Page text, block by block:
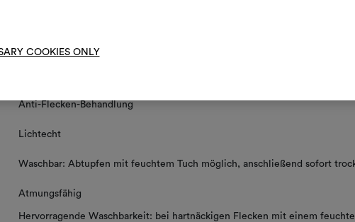
COOKIES ONLY
Anti-Flecken-Behandlung
Lichtecht
Waschbar: Abtupfen mit feuchtem Tuch möglich, anschließend sofort
Atmungsfähig
Hervorragende Waschbarkeit: bei hartnäckigen Flecken mit einem
Um